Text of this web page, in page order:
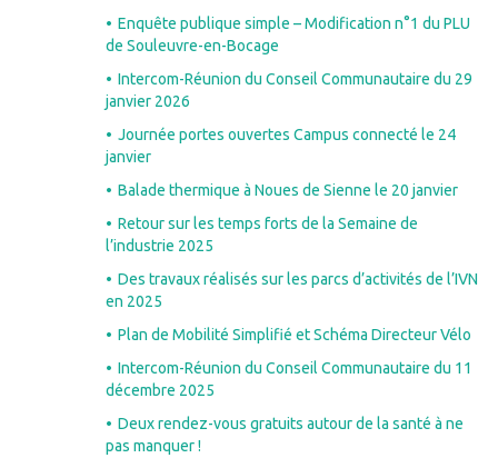
Enquête publique simple – Modification n°1 du PLU
de Souleuvre-en-Bocage
Intercom-Réunion du Conseil Communautaire du 29
janvier 2026
Journée portes ouvertes Campus connecté le 24
janvier
Balade thermique à Noues de Sienne le 20 janvier
Retour sur les temps forts de la Semaine de
l’industrie 2025
Des travaux réalisés sur les parcs d’activités de l’IVN
en 2025
Plan de Mobilité Simplifié et Schéma Directeur Vélo
Intercom-Réunion du Conseil Communautaire du 11
décembre 2025
Deux rendez-vous gratuits autour de la santé à ne
pas manquer !